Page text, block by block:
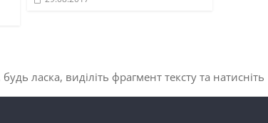
ласка, виділіть фрагмент тексту та натисніть